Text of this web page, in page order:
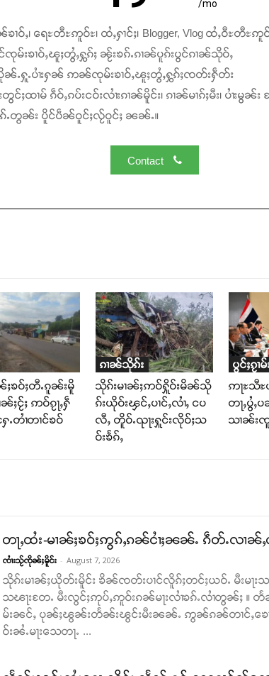
/mo
ၢဝ်ႇ၊ ရေႊတီႊဢူဝ်ႊ၊ ထႆႇႁၢင်ႈ၊ Blogger, Vlog ထႆႇဝီႊ
မ်းၶၢဝ်ႇၽူႈတွႆႇႁွၵ်ႈ ၼႂ်းၶၵ်ႉၵၢၼ်ပူၵ်းပွင်ၵၢၼ်သိုဝ်ႇ
ပိုၼ်ႉႁူႉပၢႆးႁၼ် ဢၼ်ၸုမ်းၶၢဝ်ႇၽူႈတွႆႇႁွၵ်ႈၸတ်းႁဵတ်း
င်ႈထၢမ် ၵဵဝ်ႇၵပ်းငဝ်းလၢႆးၵၢၼ်မိူင်း၊ ၵၢၼ်မၢၵ်ႈမီး၊ ပၢႆးမွၼ်
ၵ်ႉတွၼ်း ပိူင်ပဵၼ်ဝူင်ႈလႂ်ဝူင်ႈ ၼၼ်ႉ။
Contact
ႈၶဝ်ႈတီႉၵူၼ်းမိူ
ၼ်ႈငႂ်ႈ ဢဝ်ၵႂႃႇႁဵ
ႄႉတၢႆတၢင်ၶဝ်
ၵၢၼ်သိုၵ်း
သိုၵ်းမၢၼ်ႈဢဝ်ႁိူဝ်းမိၼ်သို
ၵ်းယိုဝ်းၾင်ႇပၢင်ႇလၢႆႇ ငပ
လီႇ တိူဝ်ႉၺႃးႁူင်းလိုဝ်ႈသ
ဝ်းၶႅၵ်ႇ
ပွင်ႈၵႂၢမ်
ဢႃႊသီ
တႃႇပွႆႇ
သၢၼ်းၸူ
တႃႇထႆး-မၢၼ်ႈၶဝ်ႈဢွၵ်ႇၵၼ်ငၢႆႈၼၼ်ႉ ၵဵတ်ႉလၢၼ်ႇ
ၸၢႆးသႂ်ၸိုၼ်ႈမိူင်း - August 7, 2026
သိုၵ်းမၢၼ်ႈယိုတ်းမိူင်း ၶိၼ်ၸတ်းပၢင်လိူၵ်ႈတင်ႈယဝ်ႉ မီးမႃ
သၽႃးတႄႉ မီးလွင်ႈဢုပ်ႇဢူဝ်းၵၼ်မႃးလၢႆၶၵ်ႉလၢႆတွၼ်ႈ ။
မ်းၼင်ႇ ပုၼ်ႈၽွၼ်းတႅၼ်းၽွင်းမီးၼၼ်ႉ ဢွၼ်ၵၼ်တၢင်ႇၶေ
ဝ်းၼႆႉမႃးသေတႃႉ ...